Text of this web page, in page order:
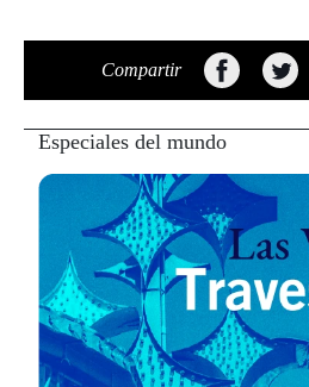
Compartir
Especiales del mundo